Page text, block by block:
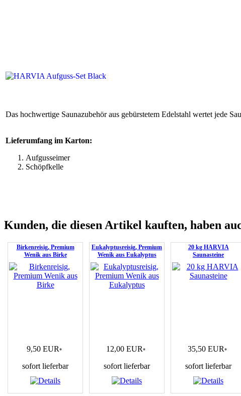
Das hochwertige Saunazubehör aus gebürstetem Edelstahl wertet jede
Lieferumfang im Karton:
Aufgusseimer
Schöpfkelle
Kunden, die diesen Artikel kauften, haben
Birkenreisig, Premium
Wenik aus Birke
9,50 EUR*
sofort lieferbar
Eukalyptusreisig, Premium
Wenik aus Eukalyptus
12,00 EUR*
sofort lieferbar
20 kg HARVIA
Saunasteine
35,50 EUR*
sofort lieferbar